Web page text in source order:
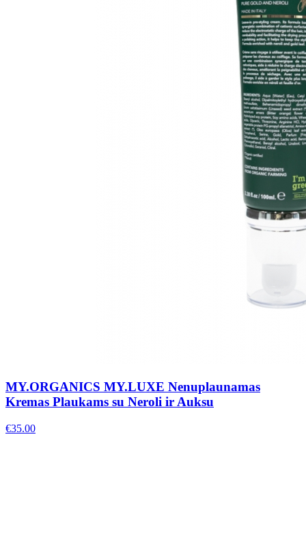
MY.ORGANICS MY.LUXE Nenuplaunamas
Kremas Plaukams su Neroli ir Auksu
€35.00